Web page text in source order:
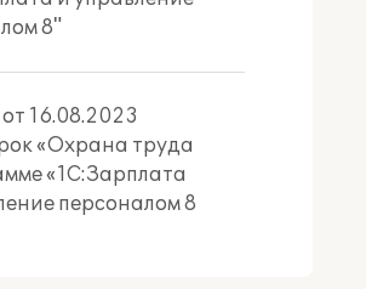
8"
16.08.2023
«Охрана труда
«1С:Зарплата
персоналом 8